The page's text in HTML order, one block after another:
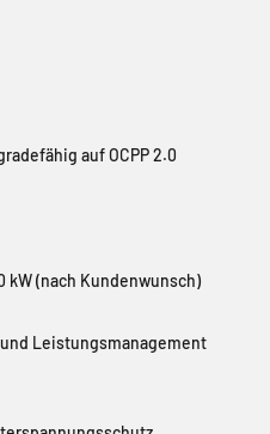
auf OCPP 2.0
kW (nach Kundenwunsch)
Leistungsmanagement